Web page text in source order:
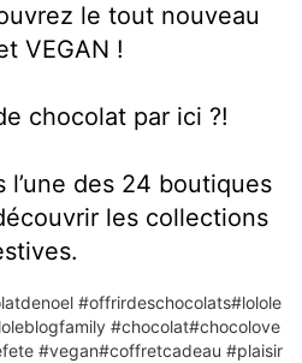
le tout nouveau
VEGAN !
chocolat par ici ?!
l’une des 24 boutiques
les collections
#offrirdeschocolats#lolole
#chocolat#chocolove
#vegan#coffretcadeau #plaisir